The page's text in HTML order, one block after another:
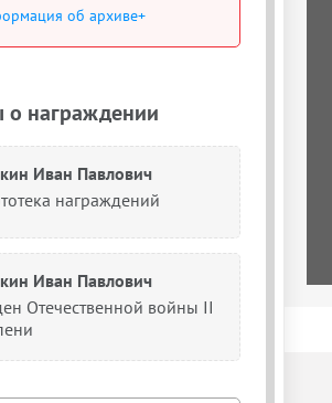
об архиве+
награждении
Иван Павлович
награждений
Иван Павлович
Отечественной войны II